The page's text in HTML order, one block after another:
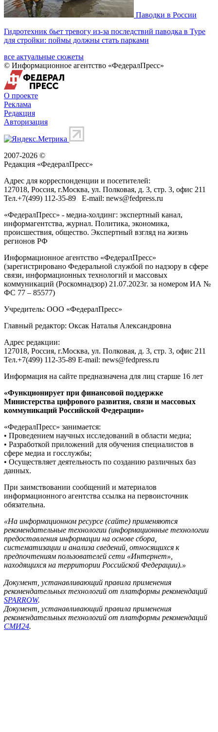
Паводки в России
Гидротехник бьет тревогу из-за последствий паводка в Туре
для стройки: поймы должны стать парками
все актуальные сюжеты
© Информационное агентство «ФедералПресс»
О проекте
Реклама
Редакция
Авторизация
2007-2026 ©
Редакция «ФедералПресс»
Адрес для корреспонденции и посетителей:
127018, Россия, г.Москва, ул. Полковая, д. 3, стр. 3, офис 211
Тел.+7(499) 112-35-89 E-mail: news@fedpress.ru
«ФедералПресс» - медиа-холдинг: экспертный канал,
информагентства, журнал. Политика, экономика,
происшествия, общество. Экспертный взгляд на жизнь
регионов РФ
Информационное агентство «ФедералПресс»
(зарегистрировано Федеральной службой по надзору в сфере
связи, информационных технологий и массовых
коммуникаций (Роскомнадзор) 21.07.2023г. за номером ИА №
ФС 77 – 85577)
Учредитель: ООО «ФедералПресс»
Главный редактор: Оксак Наталья Александровна
Адрес редакции:
127018, Россия, г.Москва, ул. Полковая, д. 3, стр. 3, офис 211
Тел.+7(499) 112-35-89 E-mail: news@fedpress.ru
Информация на сайте предназначена для лиц старше 16 лет
«Функционирует при финансовой поддержке
Министерства цифрового развития, связи и массовых
коммуникаций Российской Федерации»
«ФедералПресс» занимается:
• Проведением научных исследований в области медиа;
• Разработкой приложений для обучения специалистов в
сфере медиа и госслужбы;
• Осуществляет деятельность по созданию различных баз
данных.
При заимствовании сообщений и материалов
информационного агентства ссылка на первоисточник
обязательна.
«На информационном ресурсе (сайте) применяются
рекомендательные технологии (информационные технологии
предоставления информации на основе сбора,
систематизации и анализа сведений, относящихся к
предпочтениям пользователей сети «Интернет»,
находящихся на территории Российской Федерации).»
Документ, устанавливающий правила применения
рекомендательных технологий от платформы рекомендаций
SPARROW.
Документ, устанавливающий правила применения
рекомендательных технологий от платформы рекомендаций
СМИ24.